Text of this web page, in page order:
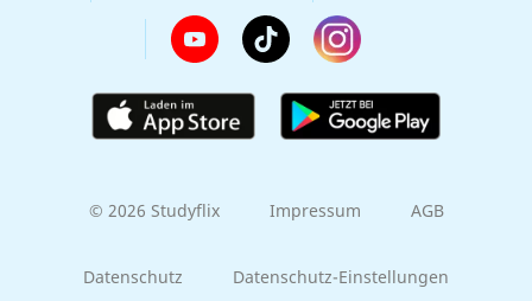
© 2026 Studyflix Impressum AGB
Datenschutz Datenschutz-Einstellungen